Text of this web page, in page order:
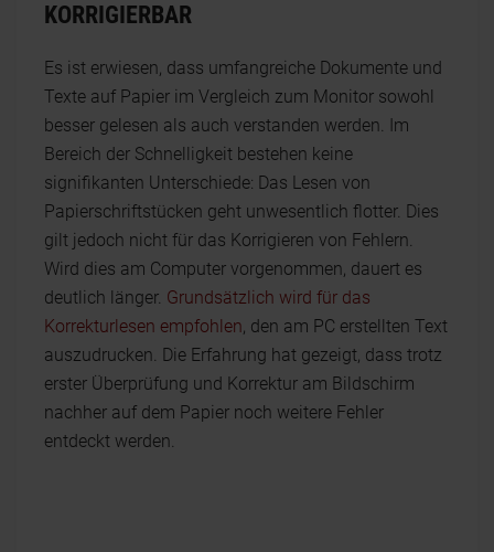
KORRIGIERBAR
Es ist erwiesen, dass umfangreiche Dokumente und
Texte auf Papier im Vergleich zum Monitor sowohl
besser gelesen als auch verstanden werden. Im
Bereich der Schnelligkeit bestehen keine
signifikanten Unterschiede: Das Lesen von
Papierschriftstücken geht unwesentlich flotter. Dies
gilt jedoch nicht für das Korrigieren von Fehlern.
Wird dies am Computer vorgenommen, dauert es
deutlich länger. Grundsätzlich wird für das
Korrekturlesen empfohlen, den am PC erstellten Text
auszudrucken. Die Erfahrung hat gezeigt, dass trotz
erster Überprüfung und Korrektur am Bildschirm
nachher auf dem Papier noch weitere Fehler
entdeckt werden.